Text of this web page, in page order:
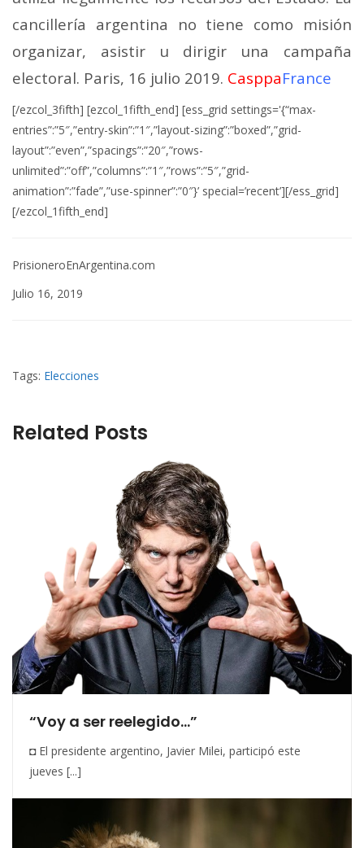
cancillería argentina no tiene como misión
organizar, asistir u dirigir una campaña
electoral. Paris, 16 julio 2019. CasppaFrance
[/ezcol_3fifth] [ezcol_1fifth_end] [ess_grid settings='{“max-
entries”:”5″,”entry-skin”:”1″,”layout-sizing”:”boxed”,”grid-
layout”:”even”,”spacings”:”20″,”rows-
unlimited”:”off”,”columns”:”1″,”rows”:”5″,”grid-
animation”:”fade”,”use-spinner”:”0″}’ special=’recent’][/ess_grid]
[/ezcol_1fifth_end]
PrisioneroEnArgentina.com
Julio 16, 2019
Tags: Elecciones
Related Posts
“Voy a ser reelegido…”
◘ El presidente argentino, Javier Milei, participó este
jueves [...]